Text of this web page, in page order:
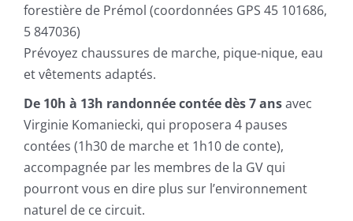
forestière de Prémol (coordonnées GPS 45 101686,
5 847036)
Prévoyez chaussures de marche, pique-nique, eau
et vêtements adaptés.
De 10h à 13h randonnée contée dès 7 ansavec
Virginie Komaniecki, qui proposera 4 pauses
contées (1h30 de marche et 1h10 de conte),
accompagnée par les membres de la GV qui
pourront vous en dire plus sur l’environnement
naturel de ce circuit.